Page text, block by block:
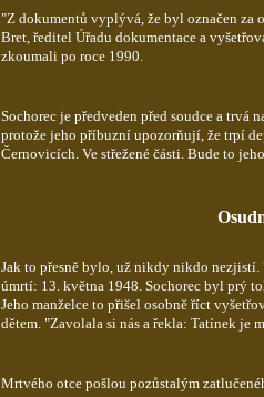
"Z dokumentů vyplývá, že byl označen za
Bret, ředitel Úřadu dokumentace a
zkoumali po roce 1990.
Sochorec je předveden před soudce a trvá
protože jeho příbuzní upozorňují, že trpí
Černovicích. Ve střežené části. Bude to
Jak to přesně bylo, už nikdy nikdo
úmrtí: 13. května 1948. Sochorec byl prý
Jeho manželce to přišel osobně říct
dětem. "Zavolala si nás a řekla: Tatínek je
Mrtvého otce pošlou pozůstalým